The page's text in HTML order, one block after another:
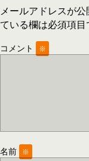
メールアドレスが公
ている欄は必須項目
コメント ※
名前 ※